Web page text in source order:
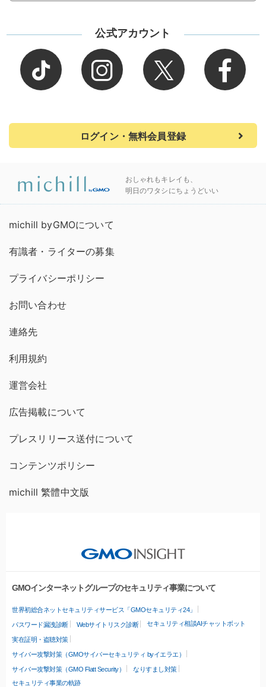
公式アカウント
ログイン・無料会員登録
おしゃれもキレイも、
明日のワタシにちょうどいい
michill byGMOについて
有識者・ライターの募集
プライバシーポリシー
お問い合わせ
連絡先
利用規約
運営会社
広告掲載について
プレスリリース送付について
コンテンツポリシー
michill 繁體中文版
GMOインターネットグループのセキュリティ事業について
世界初総合ネットセキュリティサービス「GMOセキュリティ24」
パスワード漏洩診断 Webサイトリスク診断 セキュリティ相談AIチャットボット
実在証明・盗聴対策
サイバー攻撃対策（GMOサイバーセキュリティ byイエラエ）
サイバー攻撃対策（GMO Flatt Security）
なりすまし対策
セキュリティ事業の軌跡